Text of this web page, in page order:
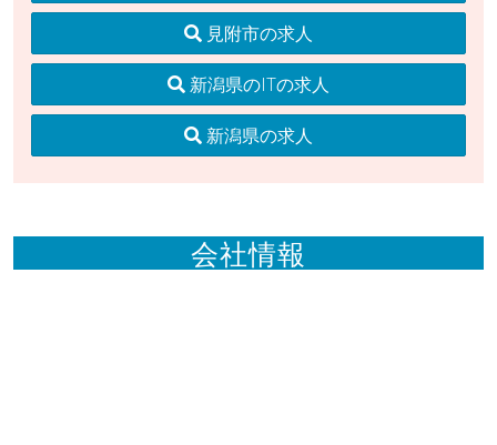
見附市の求人
新潟県のITの求人
新潟県の求人
会社情報